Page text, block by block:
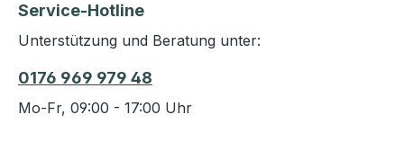
Service-Hotline
Unterstützung und Beratung unter:
0176 969 979 48
Mo-Fr, 09:00 - 17:00 Uhr